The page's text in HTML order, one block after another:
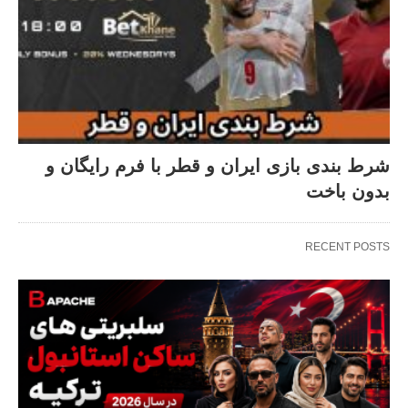
شرط بندی بازی ایران و قطر با فرم رایگان و
بدون باخت
RECENT POSTS